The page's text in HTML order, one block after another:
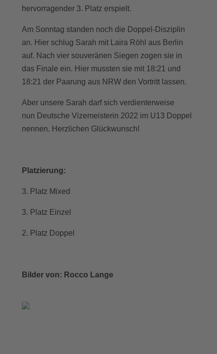
hervorragender 3. Platz erspielt.
Am Sonntag standen noch die Doppel-Disziplin
an. Hier schlug Sarah mit Laira Röhl aus Berlin
auf. Nach vier souveränen Siegen zogen sie in
das Finale ein. Hier mussten sie mit 18:21 und
18:21 der Paarung aus NRW den Vortritt lassen.
Aber unsere Sarah darf sich verdienterweise
nun Deutsche Vizemeisterin 2022 im U13 Doppel
nennen. Herzlichen Glückwunsch!
Platzierung:
3. Platz Mixed
3. Platz Einzel
2. Platz Doppel
Bilder von: Rocco Lange